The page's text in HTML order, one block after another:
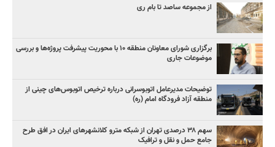
از مجموعه ساصد تا بام ری
برگزاری شورای معاونان منطقه ۱۰ با محوریت پیشرفت پروژه‌ها و بررسی
موضوعات جاری
توضیحات مدیرعامل اتوبوسرانی درباره ترخیص اتوبوس‌های چینی از
منطقه آزاد فرودگاه امام (ره)
سهم ۳۸ درصدی تهران از شبکه مترو کلانشهرهای ایران در افق طرح
جامع حمل و نقل و ترافیک